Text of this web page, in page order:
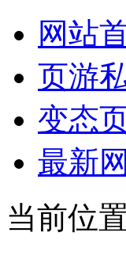
网站
页游
变态
最新
当前位置